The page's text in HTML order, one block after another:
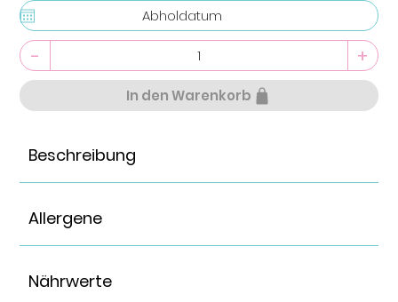
Nährwerte
Allergene
Beschreibung
In den Warenkorb
- +